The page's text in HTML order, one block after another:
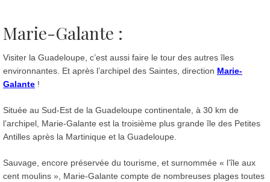
Marie-Galante :
Visiter la Guadeloupe, c’est aussi faire le tour des autres îles
environnantes. Et après l’archipel des Saintes, direction Marie-
Galante !
Située au Sud-Est de la Guadeloupe continentale, à 30 km de
l’archipel, Marie-Galante est la troisième plus grande île des Petites
Antilles après la Martinique et la Guadeloupe.
Sauvage, encore préservée du tourisme, et surnommée « l’île aux
cent moulins », Marie-Galante compte de nombreuses plages toutes